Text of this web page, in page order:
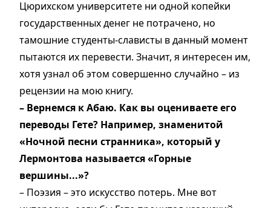
Цюрихском университете ни одной копейки
государственных денег не потрачено, но
тамошние студенты-слависты в данный момент
пытаются их перевести. Значит, я интересен им,
хотя узнал об этом совершенно случайно – из
рецензии на мою книгу.
– Вернемся к Абаю. Как вы оцениваете его
переводы Гете? Например, знаменитой
«Ночной песни странника», который у
Лермонтова называется «Горные
вершины...»?
– Поэзия – это искусство потерь. Мне вот